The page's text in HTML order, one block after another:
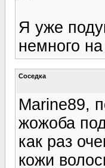
Я уже
немного
Соседка
Мarine89,
жожоба
как раз
кожи